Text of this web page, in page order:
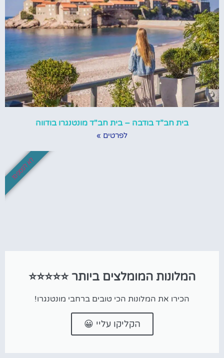
בית חב”ד בודבה – בית חב"ד מונטנגרו בודווה
לפרטים »
המלונות המומלצים ביותר ⭐⭐⭐⭐⭐
הכירו את המלונות הכי טובים ברחבי מונטנגרו!
הקליקו עליי 😀
לא לפספס!